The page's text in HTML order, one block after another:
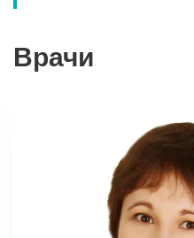
Врачи